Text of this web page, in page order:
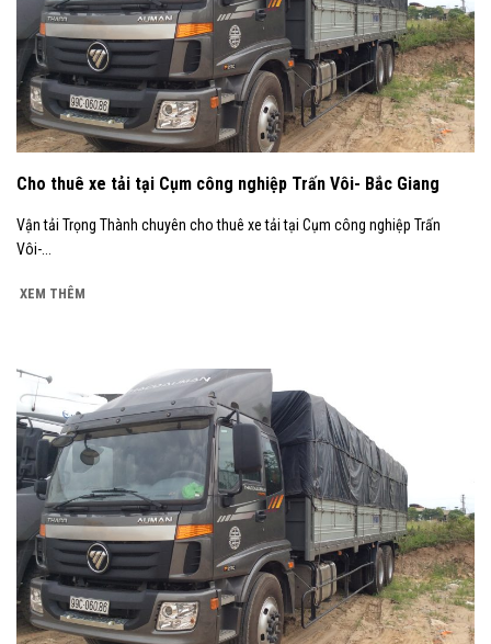
Cho thuê xe tải tại Cụm công nghiệp Trấn Vôi- Bắc Giang
Vận tải Trọng Thành chuyên cho thuê xe tải tại Cụm công nghiệp Trấn
Vôi-...
XEM THÊM